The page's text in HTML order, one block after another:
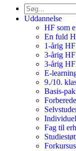
Uddannelse
HF som
En fuld
1-årig
3-årig
3-årig
E-
9./10.
Basis-
Fag til